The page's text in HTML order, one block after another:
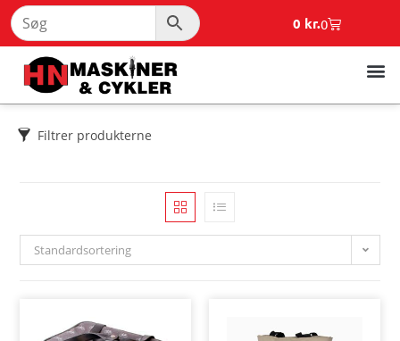
0 kr.0
Filtrer produkterne
Standardsortering